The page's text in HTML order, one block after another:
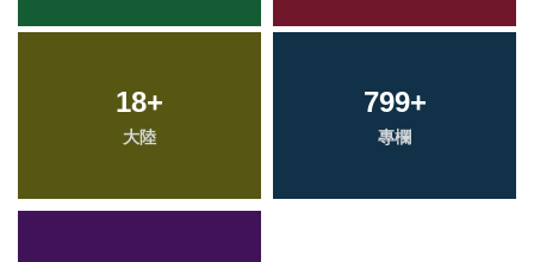
18+
大陸
799+
專欄